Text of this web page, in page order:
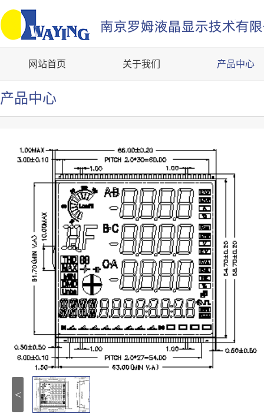
网站首页 关于我们 产品中心
产品中心
<